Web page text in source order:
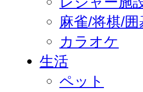
麻雀/将棋/囲
カラオケ
生活
ペット